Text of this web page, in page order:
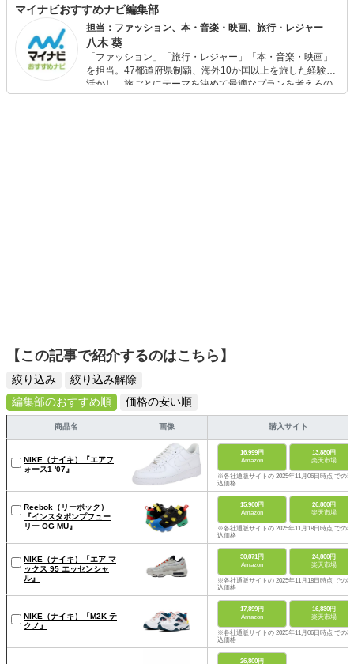
ィアに関わり、客観的、横断的、俯瞰的なファッション分
析を得意とする。そんな視点を活かした［着こなし工学］
を構築中。 また、ライター向けのコミュニティを「DMMオ
ンラインサロン」で運営中。 最近の「マイナビおすすめナ
ビ」の記事においては、商品選びのアドバイスなど、監修
者として携わる。
マイナビおすすめナビ編集部
担当：ファッション、本・音楽・映画、旅行・レジャー
八木 葵
「ファッション」「旅行・レジャー」「本・音楽・映画」
を担当。47都道府県制覇、海外10か国以上を旅した経験を
活かし、旅ごとにテーマを決めて最適なプランを考えるの
が得意。また、アパレルショップでの販売経験もあり。誰
【この記事で紹介するのはこちら】
絞り込み
絞り込み解除
編集部のおすすめ順
価格の安い順
商品名 画像 購入サイト
NIKE（ナイキ）『エアフ
ォース1 '07』
16,999円
Amazon
13,880円
楽天市場
※各社通販サイトの 2025年11月06日時点 での税
込価格
Reebok（リーボック）
『インスタポンプフュー
リー OG MU』
15,900円
Amazon
26,800円
楽天市場
※各社通販サイトの 2025年11月18日時点 での税
込価格
NIKE（ナイキ）『エア マ
ックス 95 エッセンシャ
ル』
30,871円
Amazon
24,800円
楽天市場
※各社通販サイトの 2025年11月18日時点 での税
込価格
NIKE（ナイキ）『M2K テ
クノ』
17,899円
Amazon
16,830円
楽天市場
※各社通販サイトの 2025年11月06日時点 での税
込価格
26,800円